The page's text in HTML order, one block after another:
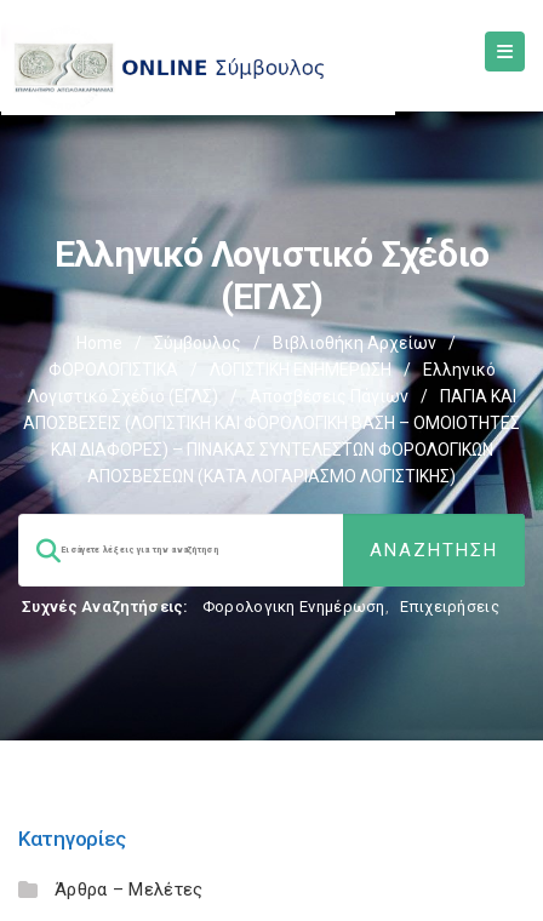
Ελληνικό Λογιστικό Σχέδιο
(ΕΓΛΣ)
/ Σύμβουλος / Βιβλιοθήκη Αρχείων
/
ΦΟΡΟΛΟΓΙΣΤΙΚΑ
ΛΟΓΙΣΤΙΚΗ ΕΝΗΜΕΡΩΣΗ /
Ελληνικό
Λογιστικό Σχέδιο (ΕΓΛΣ)
/ Αποσβέσεις Πάγιων /
ΠΑΓΙΑ ΚΑΙ
ΑΠΟΣΒΕΣΕΙΣ (ΛΟΓΙΣΤΙΚΗ ΚΑΙ ΦΟΡΟΛΟΓΙΚΗ ΒΑΣΗ – ΟΜΟΙΟΤΗΤΕΣ
ΚΑΙ ΔΙΑΦΟΡΕΣ) – ΠΙΝΑΚΑΣ ΣΥΝΤΕΛΕΣΤΩΝ ΦΟΡΟΛΟΓΙΚΩΝ
ΑΠΟΣΒΕΣΕΩΝ (ΚΑΤΑ ΛΟΓΑΡΙΑΣΜΟ ΛΟΓΙΣΤΙΚΗΣ)
Συχνές Αναζητήσεις: Φορολογικη Ενημέρωση, Επιχειρήσεις
Κατηγορίες
Άρθρα – Μελέτες